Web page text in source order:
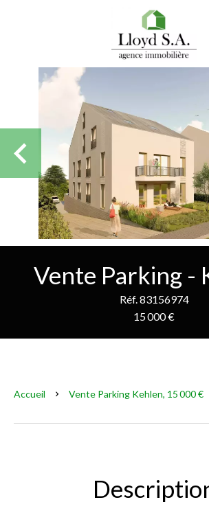
Vente Parking -
Réf. 83156974
15 000 €
Accueil Vente Parking Kehlen, 15 000 €